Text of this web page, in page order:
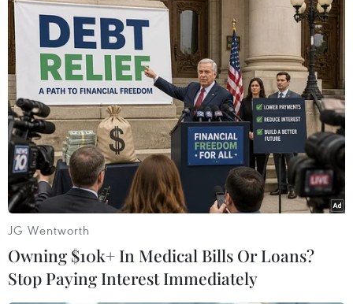
Theo dõi VietnamPlus
TIN CÙNG CHUYÊN MỤC
Cơ cấu lại vốn nhà nước tại doanh
nghiệp gắn với mục tiêu tăng trưởng
07/08/2026 13:16
JG Wentworth
Owning $10k+ In Medical Bills Or Loans?
Stop Paying Interest Immediately